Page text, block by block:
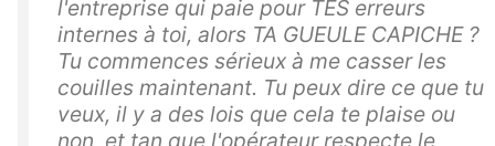
l'entreprise qui paie pour TES erreurs
internes à toi, alors TA GUEULE CAPICHE ?
Tu commences sérieux à me casser les
couilles maintenant. Tu peux dire ce que tu
veux, il y a des lois que cela te plaise ou
non, et tan que l'opérateur respecte le